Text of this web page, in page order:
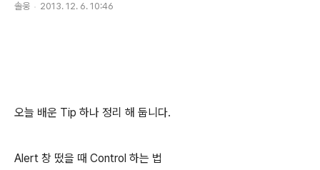
솔웅 2013. 12. 6. 10:46
오늘 배운 Tip 하나 정리 해 둡니다.
Alert 창 떴을 때 Control 하는 법